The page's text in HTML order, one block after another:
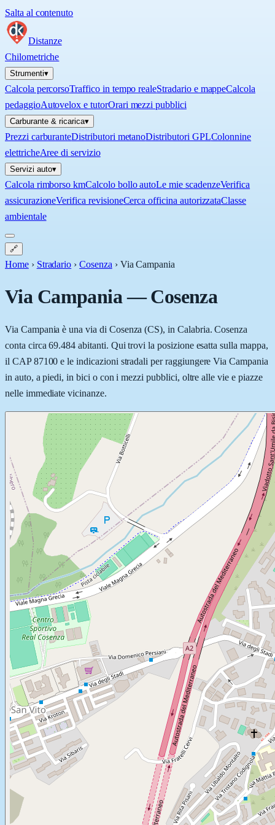
Salta al contenuto
Distanze
Chilometriche
Strumenti▾
Calcola percorsoTraffico in tempo realeStradario e mappeCalcola
pedaggioAutovelox e tutorOrari mezzi pubblici
Carburante & ricarica▾
Prezzi carburanteDistributori metanoDistributori GPLColonnine
elettricheAree di servizio
Servizi auto▾
Calcola rimborso kmCalcolo bollo autoLe mie scadenzeVerifica
assicurazioneVerifica revisioneCerca officina autorizzataClasse
ambientale
🔗
Home › Stradario › Cosenza › Via Campania
Via Campania—Cosenza
Via Campania è una via di Cosenza (CS), in Calabria. Cosenza
conta circa 69.484 abitanti. Qui trovi la posizione esatta sulla mappa,
il CAP 87100 e le indicazioni stradali per raggiungere Via Campania
in auto, a piedi, in bici o con i mezzi pubblici, oltre alle vie e piazze
nelle immediate vicinanze.